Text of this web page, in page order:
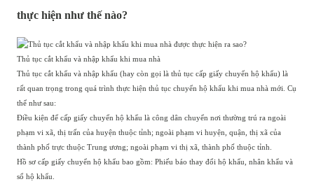
thực hiện như thế nào?
Thủ tục cắt khẩu và nhập khẩu khi mua nhà
Thủ tục cắt khẩu và nhập khẩu (hay còn gọi là thủ tục cấp giấy chuyển hộ khẩu) là
rất quan trọng trong quá trình thực hiện thủ tục chuyển hộ khẩu khi mua nhà mới. Cụ
thể như sau:
Điều kiện để cấp giấy chuyển hộ khẩu là công dân chuyển nơi thường trú ra ngoài
phạm vi xã, thị trấn của huyện thuộc tỉnh; ngoài phạm vi huyện, quận, thị xã của
thành phố trực thuộc Trung ương; ngoài phạm vi thị xã, thành phố thuộc tỉnh.
Hồ sơ cấp giấy chuyển hộ khẩu bao gồm: Phiếu báo thay đổi hộ khẩu, nhân khẩu và
sổ hộ khẩu.